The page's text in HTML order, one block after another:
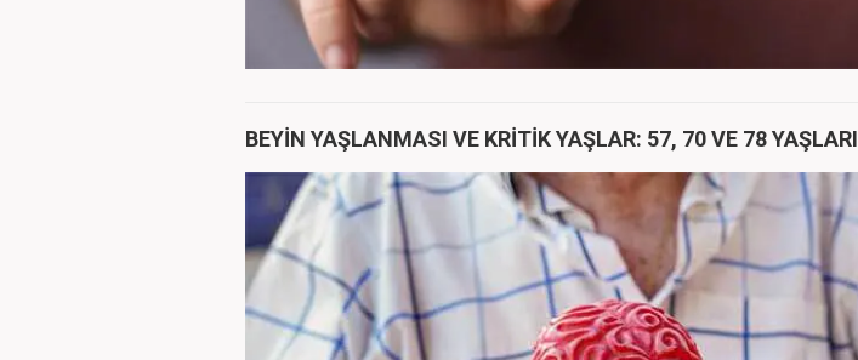
BEYİN YAŞLANMASI VE KRİTİK YAŞLAR: 57, 70 VE 78 YAŞLARI